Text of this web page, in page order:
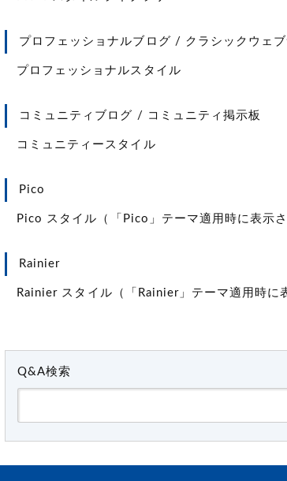
プロフェッショナルブログ / クラシックウェブ
プロフェッショナルスタイル
コミュニティブログ / コミュニティ掲示板
コミュニティースタイル
Pico
Pico スタイル（「Pico」テーマ適用時に表示さ
Rainier
Rainier スタイル（「Rainier」テーマ適用時に
Q&A検索